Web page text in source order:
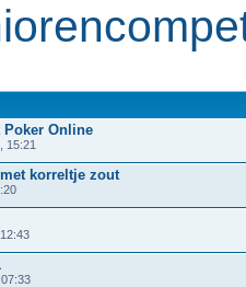
Poker Online
15:21
korreltje zout